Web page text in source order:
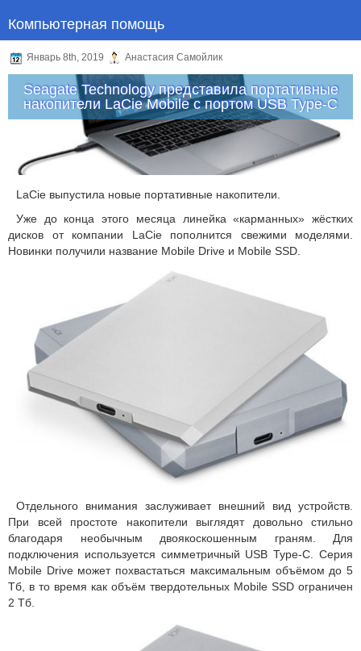
Компьютерная помощь
Январь 8th, 2019 Анастасия Самойлик
Seagate Technology представила портативные
накопители LaCie Mobile с портом USB Type-C
LaCie выпустила новые портативные накопители.
Уже до конца этого месяца линейка «карманных» жёстких
дисков от компании LaCie пополнится свежими моделями.
Новинки получили название Mobile Drive и Mobile SSD.
Отдельного внимания заслуживает внешний вид устройств.
При всей простоте накопители выглядят довольно стильно
благодаря необычным двоякоскошенным граням. Для
подключения используется симметричный USB Type-C. Серия
Mobile Drive может похвастаться максимальным объёмом до 5
Тб, в то время как объём твердотельных Mobile SSD ограничен
2 Тб.